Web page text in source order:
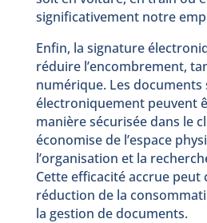
significativement notre
Enfin, la signature
réduire l’encombrement,
numérique. Les documents
électroniquement peuvent
manière sécurisée dans le
économise de l’espace
l’organisation et la
Cette efficacité accrue peut
réduction de la
la gestion de documents.